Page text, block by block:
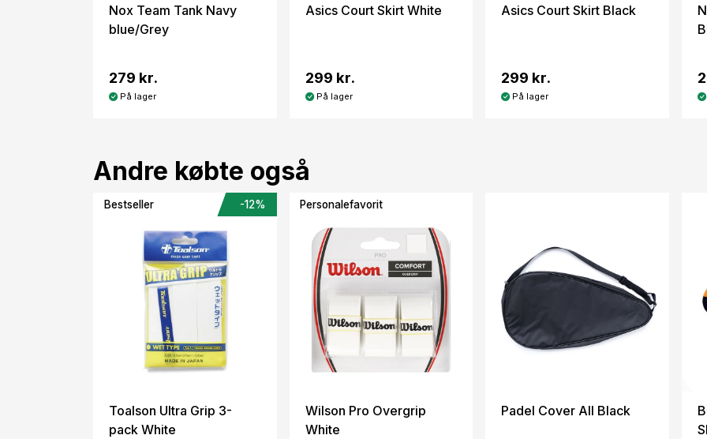
Nox Team Tank Navy
blue/Grey
279 kr.
På lager
Asics Court Skirt White
299 kr.
På lager
Asics Court Skirt Black
299 kr.
På lager
Andre købte også
Bestseller -12%
Toalson Ultra Grip 3-
pack White
Personalefavorit
Wilson Pro Overgrip
White
Padel Cover All Black